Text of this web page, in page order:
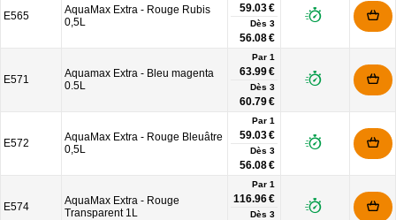
E565
AquaMax Extra - Rouge Rubis
0,5L
59.03 €
Dès 3
56.08 €
E571
Aquamax Extra - Bleu magenta
0.5L
Par 1
63.99 €
Dès 3
60.79 €
E572
AquaMax Extra - Rouge Bleuâtre
0,5L
Par 1
59.03 €
Dès 3
56.08 €
E574
AquaMax Extra - Rouge
Transparent 1L
Par 1
116.96 €
Dès 3